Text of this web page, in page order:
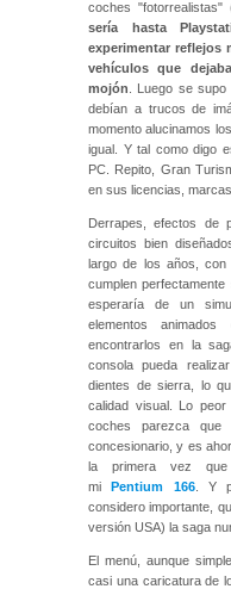
coches
sería hasta
experimentar reflejos
vehículos que
mojón . Luego se
debían a trucos de
momento alucinamos
igual. Y tal como digo
PC. Repito, Gran
en sus licencias,
Derrapes, efectos de
circuitos bien
largo de los años,
cumplen
esperaría de un
elementos
encontrarlos en la
consola pueda
dientes de sierra, lo
calidad visual. Lo
coches parezca que
concesionario, y es
la primera vez
miPentium 166. Y
considero importante,
versión USA) la saga
El menú, aunque
casi una caricatura de